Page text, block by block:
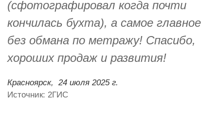
(сфотографировал когда почти
кончилась бухта), а самое главное
без обмана по метражу! Спасибо,
хороших продаж и развития!
Красноярск,
24 июля 2025 г.
Источник: 2ГИС